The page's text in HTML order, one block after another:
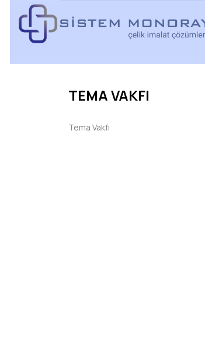
TEMA VAKFI
Tema Vakfı